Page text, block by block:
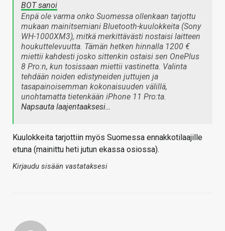
BOT sanoi
Enpä ole varma onko Suomessa ollenkaan tarjottu
mukaan mainitsemiani Bluetooth-kuulokkeita (Sony
WH-1000XM3), mitkä merkittävästi nostaisi laitteen
houkuttelevuutta. Tämän hetken hinnalla 1200 €
miettii kahdesti josko sittenkin ostaisi sen OnePlus
8 Pro:n, kun tosissaan miettii vastinetta. Valinta
tehdään noiden edistyneiden juttujen ja
tasapainoisemman kokonaisuuden välillä,
unohtamatta tietenkään iPhone 11 Pro:ta.
Napsauta laajentaaksesi…
Kuulokkeita tarjottiin myös Suomessa ennakkotilaajille
etuna (mainittu heti jutun ekassa osiossa).
Kirjaudu sisään vastataksesi